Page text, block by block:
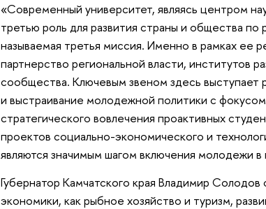
«Современный университет, являясь центром
третью роль для развития страны и общества по
называемая третья миссия. Именно в рамках ее
партнерство региональной власти, институтов
сообщества. Ключевым звеном здесь выступает
и выстраивание молодежной политики с
стратегического вовлечения проактивных
проектов социально-экономического и
являются значимым шагом включения молодежи в
Губернатор Камчатского края Владимир
экономики, как рыбное хозяйство и туризм,